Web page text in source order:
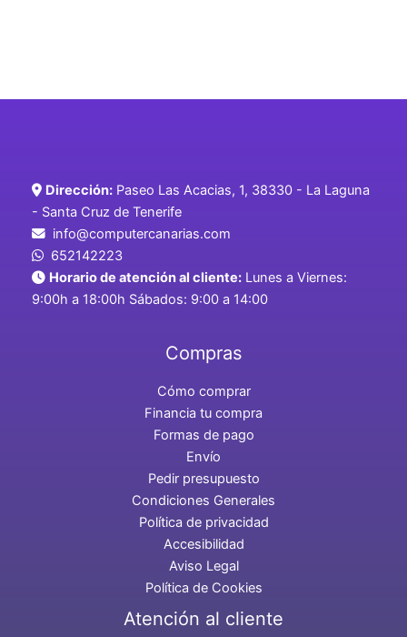
Dirección: Paseo Las Acacias, 1, 38330 - La Laguna
- Santa Cruz de Tenerife
info@computercanarias.com
652142223
Horario de atención al cliente: Lunes a Viernes:
9:00h a 18:00h Sábados: 9:00 a 14:00
Compras
Cómo comprar
Financia tu compra
Formas de pago
Envío
Pedir presupuesto
Condiciones Generales
Política de privacidad
Accesibilidad
Aviso Legal
Política de Cookies
Atención al cliente